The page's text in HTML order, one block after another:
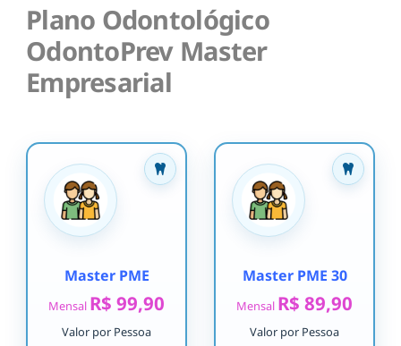
Plano Odontológico
OdontoPrev Master
Empresarial
Master PME
Mensal R$ 99,90
Valor por Pessoa
Master PME 30
Mensal R$ 89,90
Valor por Pessoa